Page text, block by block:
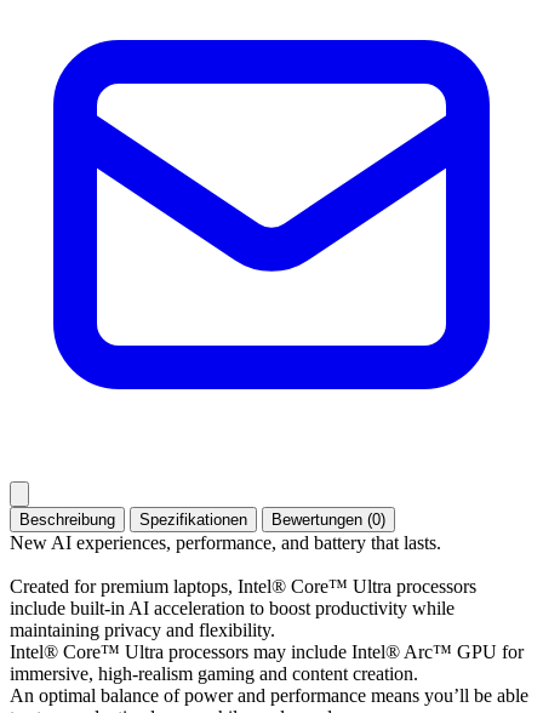
Beschreibung Spezifikationen Bewertungen (0)
New AI experiences, performance, and battery that lasts.
Created for premium laptops, Intel® Core™ Ultra processors
include built-in AI acceleration to boost productivity while
maintaining privacy and flexibility.
Intel® Core™ Ultra processors may include Intel® Arc™ GPU for
immersive, high-realism gaming and content creation.
An optimal balance of power and performance means you’ll be able